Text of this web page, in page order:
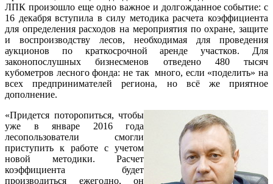
ЛПК произошло еще одно важное и долгожданное событие: с
16 декабря вступила в силу методика расчета коэффициента
для определения расходов на мероприятия по охране, защите
и воспроизводству лесов, необходимая для проведения
аукционов по краткосрочной аренде участков. Для
законопослушных бизнесменов отведено 480 тысяч
кубометров лесного фонда: не так много, если «поделить» на
всех предпринимателей региона, но всё же приятное
дополнение.
«Придется поторопиться, чтобы
уже в январе 2016 года
лесопользователи смогли
приступить к работе с учетом
новой методики. Расчет
коэффициента будет
производиться ежегодно, он